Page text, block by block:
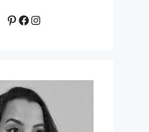
Pinterest
Facebook
Instagram